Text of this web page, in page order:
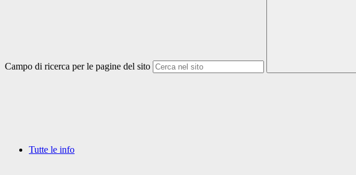
Campo di ricerca per le pagine del sito
Tutte le info